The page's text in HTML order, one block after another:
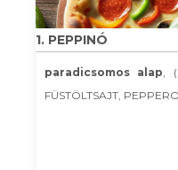
1. PEPPINÓ
paradicsomos alap,
FÜSTÖLTSAJT,